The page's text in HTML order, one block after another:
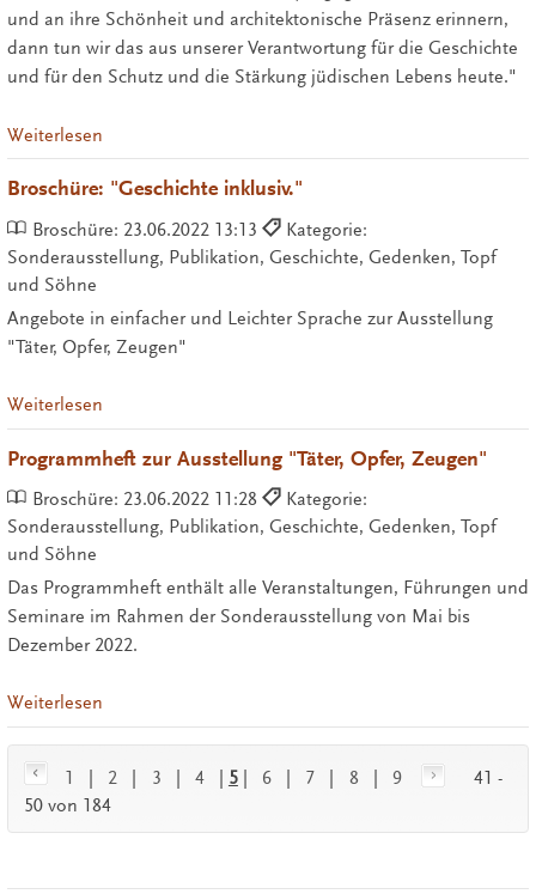
und an ihre Schönheit und architektonische Präsenz erinnern,
dann tun wir das aus unserer Verantwortung für die Geschichte
und für den Schutz und die Stärkung jüdischen Lebens heute."
Weiterlesen
Broschüre: "Geschichte inklusiv."
Broschüre: 23.06.2022 13:13
Kategorie:
Sonderausstellung, Publikation, Geschichte, Gedenken, Topf
und Söhne
Angebote in einfacher und Leichter Sprache zur Ausstellung
"Täter, Opfer, Zeugen"
Weiterlesen
Programmheft zur Ausstellung "Täter, Opfer, Zeugen"
Broschüre: 23.06.2022 11:28
Kategorie:
Sonderausstellung, Publikation, Geschichte, Gedenken, Topf
und Söhne
Das Programmheft enthält alle Veranstaltungen, Führungen und
Seminare im Rahmen der Sonderausstellung von Mai bis
Dezember 2022.
Weiterlesen
1 2 3 4 5| 6 7 8 9
41 -
50 von 184